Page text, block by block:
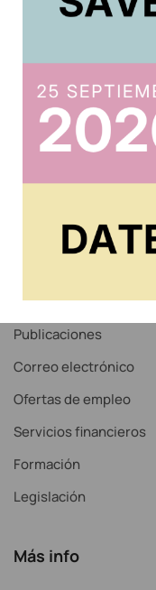
Acreditar CPD 2025
Acceso al Área Privada
Acceso Correo IAE
Recordar contraseña
Noticias
Publicaciones
Correo electrónico
Ofertas de empleo
Servicios financieros
Formación
Legislación
Más info